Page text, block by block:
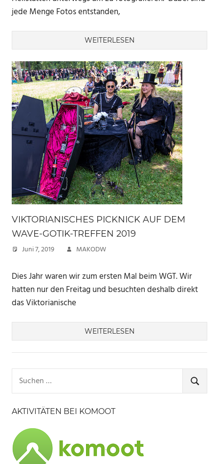
jede Menge Fotos entstanden,
WEITERLESEN
VIKTORIANISCHES PICKNICK AUF DEM
WAVE-GOTIK-TREFFEN 2019
Juni 7, 2019 MAKODW
Dies Jahr waren wir zum ersten Mal beim WGT. Wir
hatten nur den Freitag und besuchten deshalb direkt
das Viktorianische
WEITERLESEN
nach:
SUCHEN
AKTIVITÄTEN BEI KOMOOT